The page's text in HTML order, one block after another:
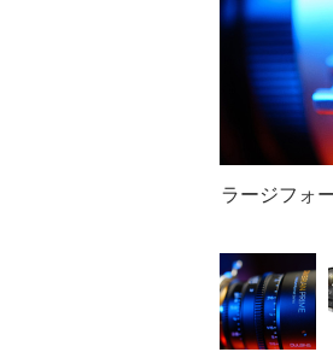
ラージフォ